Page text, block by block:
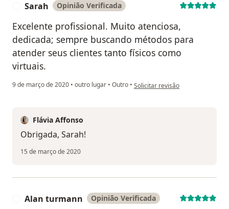
Sarah Opinião Verificada
Excelente profissional. Muito atenciosa,
dedicada; sempre buscando métodos para
atender seus clientes tanto físicos como
virtuais.
9 de março de 2020 • outro lugar • Outro • na opinião do utilizador Sarah
Solicitar revisão
Flávia Affonso
Obrigada, Sarah!
15 de março de 2020
Alan turmann Opinião Verificada